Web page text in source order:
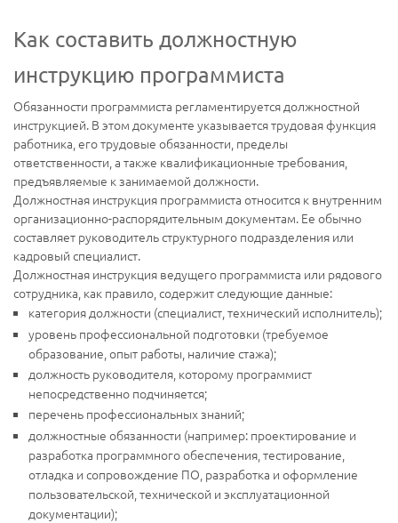
Как составить должностную
инструкцию программиста
Обязанности программиста регламентируется должностной
инструкцией. В этом документе указывается трудовая функция
работника, его трудовые обязанности, пределы
ответственности, а также квалификационные требования,
предъявляемые к занимаемой должности.
Должностная инструкция программиста относится к внутренним
организационно-распорядительным документам. Ее обычно
составляет руководитель структурного подразделения или
кадровый специалист.
Должностная инструкция ведущего программиста или рядового
сотрудника, как правило, содержит следующие данные:
категория должности (специалист, технический исполнитель);
уровень профессиональной подготовки (требуемое
образование, опыт работы, наличие стажа);
должность руководителя, которому программист
непосредственно подчиняется;
перечень профессиональных знаний;
должностные обязанности (например: проектирование и
разработка программного обеспечения, тестирование,
отладка и сопровождение ПО, разработка и оформление
пользовательской, технической и эксплуатационной
документации);